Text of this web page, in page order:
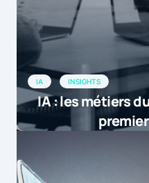
IA INSIGHTS
IA : les métiers